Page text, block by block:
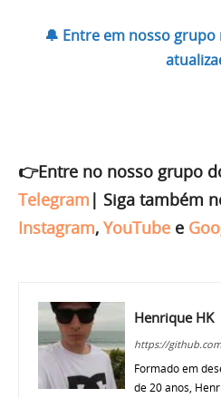
🔔 Entre em nosso
👉Entre no nosso grupo
Telegram | Siga também
Instagram, YouTube e
Henrique HK
https://
Formado em
de 20 anos,